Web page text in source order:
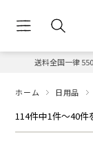
送料全国一律
ホーム 日用品
114件中1件～40件